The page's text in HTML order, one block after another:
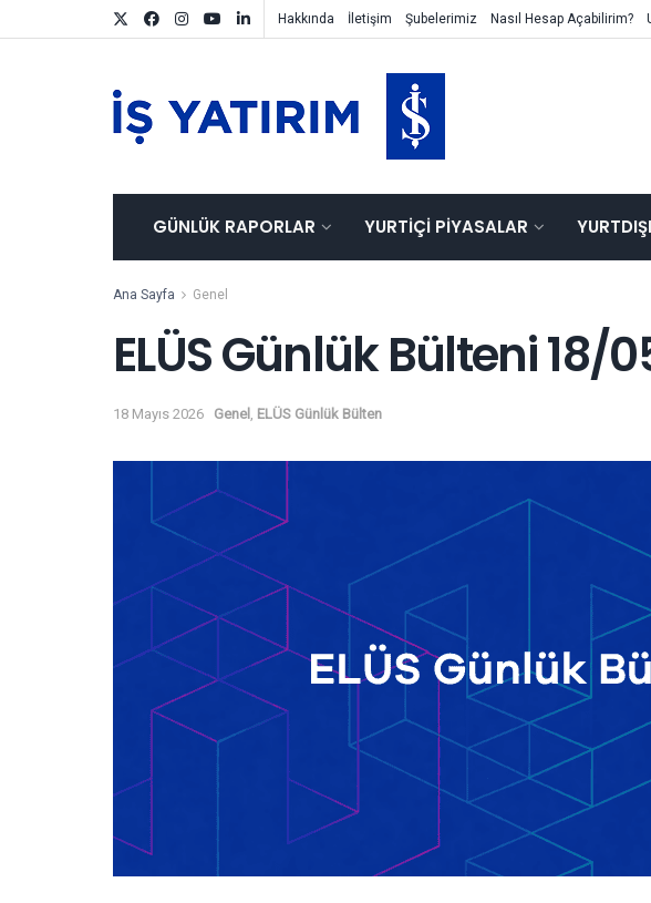
Hakkında İletişim Şubelerimiz Nasıl Hesap Açabilirim?
GÜNLÜK RAPORLAR YURTIÇI PIYASALAR
Ana Sayfa Genel
ELÜS Günlük Bülteni 18/
18 Mayıs 2026 Genel ELÜS Günlük Bülten